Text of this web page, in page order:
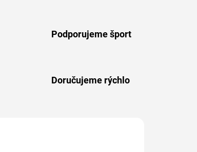
Podporujeme šport
Doručujeme rýchlo